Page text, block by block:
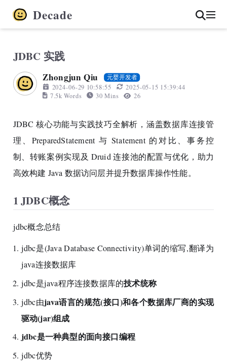
Decade
JDBC 实践
Zhongjun Qiu 元婴开发者
2024-06-29 10:58:55 2025-05-15 15:39:44
7.5k Words 30 Mins 26
JDBC 核心功能与实践技巧全解析，涵盖数据库连接管
理、PreparedStatement 与 Statement 的对比、事务控
制、转账案例实现及 Druid 连接池的配置与优化，助力
高效构建 Java 数据访问层并提升数据库操作性能。
1 JDBC概念
jdbc概念总结
jdbc是(Java Database Connectivity)单词的缩写,翻译为
java连接数据库
jdbc是java程序连接数据库的技术统称
jdbc由java语言的规范(接口)和各个数据库厂商的实现
驱动(jar)组成
jdbc是一种典型的面向接口编程
jdbc优势